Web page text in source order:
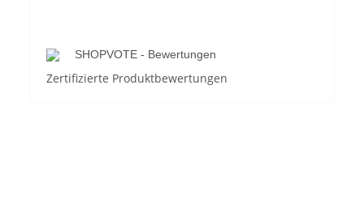
SHOPVOTE - Bewertungen
Zertifizierte Produktbewertungen